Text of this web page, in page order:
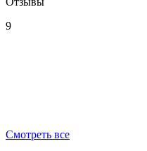
9
Смотреть все